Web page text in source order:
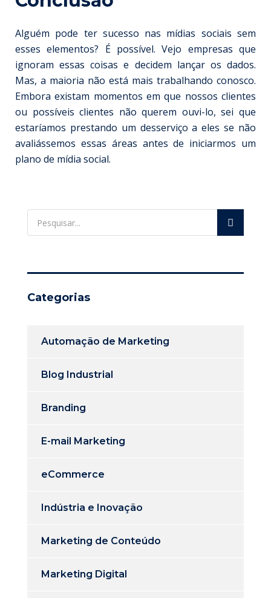
Alguém pode ter sucesso nas mídias sociais sem
esses elementos? É possível. Vejo empresas que
ignoram essas coisas e decidem lançar os dados.
Mas, a maioria não está mais trabalhando conosco.
Embora existam momentos em que nossos clientes
ou possíveis clientes não querem ouvi-lo, sei que
estaríamos prestando um desserviço a eles se não
avaliássemos essas áreas antes de iniciarmos um
plano de mídia social.
Categorias
Automação de Marketing
Blog Industrial
Branding
E-mail Marketing
eCommerce
Indústria e Inovação
Marketing de Conteúdo
Marketing Digital